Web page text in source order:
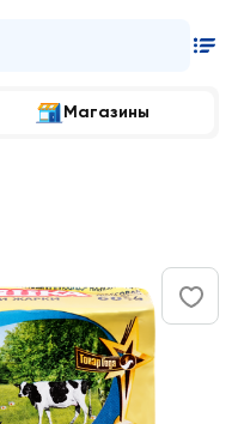
Магазины